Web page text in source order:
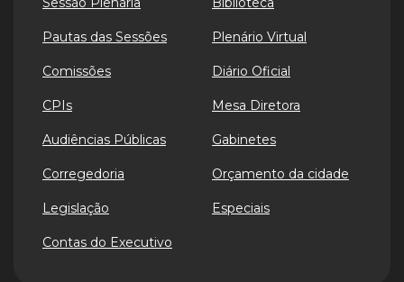
Pautas das Sessões
Comissões
CPIs
Audiências Públicas
Corregedoria
Legislação
Contas do Executivo
Plenário Virtual
Diário Oficial
Mesa Diretora
Gabinetes
Orçamento da cidade
Especiais